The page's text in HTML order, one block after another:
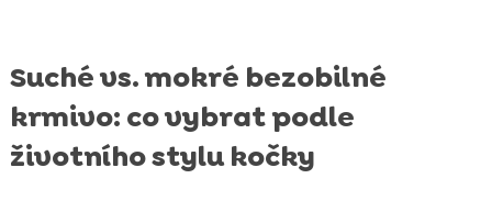
Suché vs. mokré bezobilné
krmivo: co vybrat podle
životního stylu kočky